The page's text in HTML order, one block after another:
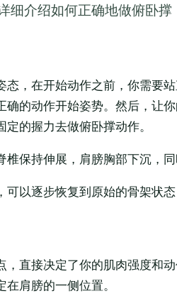
细介绍如何正确地做俯卧撑
态，在开始动作之前，你需要
确的动作开始姿势。然后，让
的握力去做俯卧撑动作。
保持伸展，肩膀胸部下沉，同
以逐步恢复到原始的骨架状
，直接决定了你的肌肉强度和
肩膀的一侧位置。